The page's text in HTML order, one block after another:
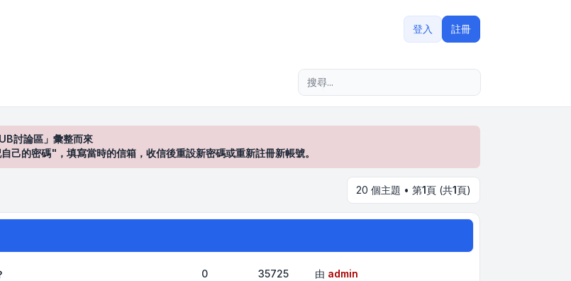
登入 註冊
討論區」彙整而來
的密碼"，填寫當時的信箱，收信後重設新密碼或重新註冊新帳號。
20 個主題 • 第1頁 (共1頁)
0 35725 由 admin